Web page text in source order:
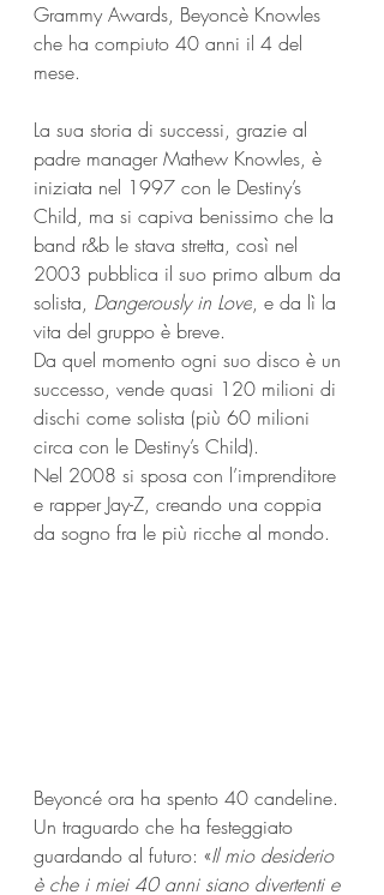
Grammy Awards, Beyoncè Knowles
che ha compiuto 40 anni il 4 del
mese.
La sua storia di successi, grazie al
padre manager Mathew Knowles, è
iniziata nel 1997 con le Destiny’s
Child, ma si capiva benissimo che la
band r&b le stava stretta, così nel
2003 pubblica il suo primo album da
solista, Dangerously in Love, e da lì la
vita del gruppo è breve.
Da quel momento ogni suo disco è un
successo, vende quasi 120 milioni di
dischi come solista (più 60 milioni
circa con le Destiny’s Child).
Nel 2008 si sposa con l’imprenditore
e rapper Jay-Z, creando una coppia
da sogno fra le più ricche al mondo.
Beyoncé ora ha spento 40 candeline.
Un traguardo che ha festeggiato
guardando al futuro: «Il mio desiderio
è che i miei 40 anni siano divertenti e